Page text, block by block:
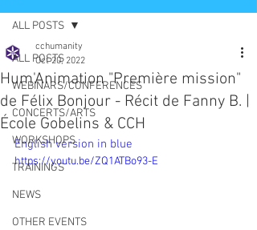
ALL POSTS
WEBINARS/CONFERENCES
CONCERTS/ARTS
WORKSHOPS
TRAININGS
NEWS
OTHER EVENTS
ALL POSTS
Hum'Animation "Première mission"
de Félix Bonjour - Récit de Fanny B. |
École Gobelins & CCH
cchumanity
Oct 20, 2022
English version in blue
https://youtu.be/ZQ1ATBo93-E